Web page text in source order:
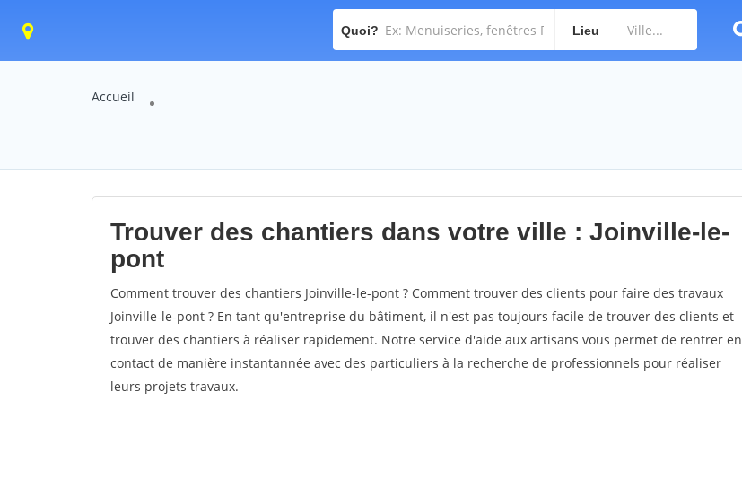
Quoi? Lieu
Accueil
Trouver des chantiers dans votre ville : Joinville-le-
pont
Comment trouver des chantiers Joinville-le-pont ? Comment trouver des clients pour faire des travaux
Joinville-le-pont ? En tant qu'entreprise du bâtiment, il n'est pas toujours facile de trouver des clients et
trouver des chantiers à réaliser rapidement. Notre service d'aide aux artisans vous permet de rentrer en
contact de manière instantannée avec des particuliers à la recherche de professionnels pour réaliser
leurs projets travaux.